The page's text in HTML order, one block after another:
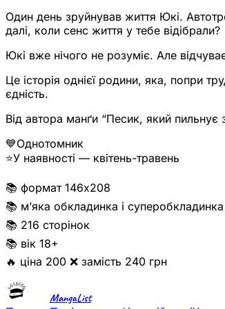
Один день зруйнував життя Юкі.
далі, коли сенс життя у тебе відібрали?
Юкі вже нічого не розуміє. Але
Це історія однієї родини, яка, попри
єдність.
Від автора манґи “Песик, який пильнує
💙Однотомник
⭐️У наявності — квітень-травень
📚 формат 146х208
📚 м’яка обкладинка і суперобкладинка
📚 216 сторінок
📚 вік 18+
🔥 ціна 200 ❌ замість 240 грн
MangaList